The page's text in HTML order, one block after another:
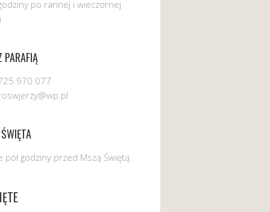
po rannej i wieczornej
PARAFIĄ
970 077
pół godziny przed Mszą Świętą.